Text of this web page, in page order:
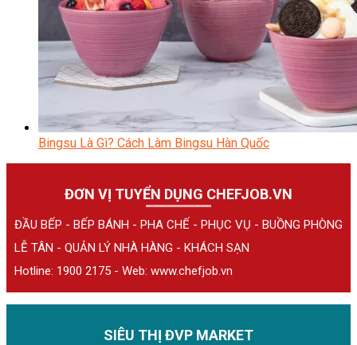
Bingsu Là Gì? Cách Làm Bingsu Hàn Quốc
ĐƠN VỊ TUYỂN DỤNG CHEFJOB.VN
ĐẦU BẾP - BẾP BÁNH - PHA CHẾ - PHỤC VỤ - BUỒNG PHÒNG
LỄ TÂN - QUẢN LÝ NHÀ HÀNG - KHÁCH SẠN
Hotline: 1900 2175 - Web: www.chefjob.vn
SIÊU THỊ ĐVP MARKET